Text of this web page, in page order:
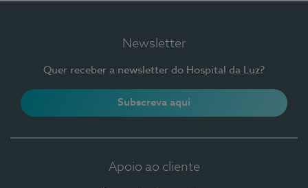
Newsletter
Quer receber a newsletter do Hospital da Luz?
Subscreva aqui
Apoio ao cliente